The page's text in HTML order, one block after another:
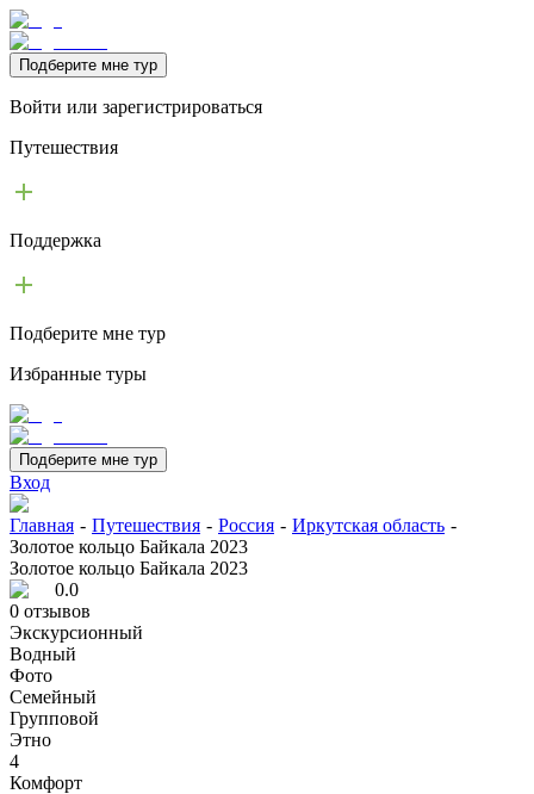
Подберите мне тур
Войти или зарегистрироваться
Путешествия
Поддержка
Подберите мне тур
Избранные туры
Подберите мне тур
Вход
Главная - Путешествия - Россия - Иркутская область -
Золотое кольцо Байкала 2023
Золотое кольцо Байкала 2023
0.0
0 отзывов
Экскурсионный
Водный
Фото
Семейный
Групповой
Этно
4
Комфорт